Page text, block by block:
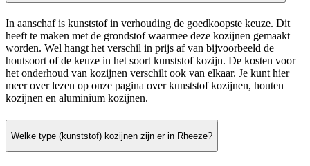
In aanschaf is kunststof in verhouding de goedkoopste keuze. Dit
heeft te maken met de grondstof waarmee deze kozijnen gemaakt
worden. Wel hangt het verschil in prijs af van bijvoorbeeld de
houtsoort of de keuze in het soort kunststof kozijn. De kosten voor
het onderhoud van kozijnen verschilt ook van elkaar. Je kunt hier
meer over lezen op onze pagina over kunststof kozijnen, houten
kozijnen en aluminium kozijnen.
Welke type (kunststof) kozijnen zijn er in Rheeze?